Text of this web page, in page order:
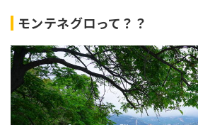
モンテネグロって？？